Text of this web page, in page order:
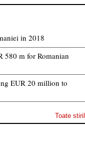
in 2018
580 m for Romanian
EUR 20 million to
Toate